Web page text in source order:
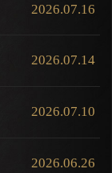
2026.07.16
2026.07.14
2026.07.10
2026.06.26